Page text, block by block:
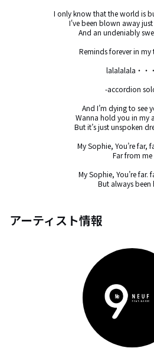
I only know that the world is
I've been blown away
And an undeniably
Reminds forever in my
lalalalala・・・
-accordion
And I’m dying to see
Wanna hold you in my
But it’s just unspoken
My Sophie, You’re far,
Far from me
My Sophie, You’re far.
But always been
アーティスト情報